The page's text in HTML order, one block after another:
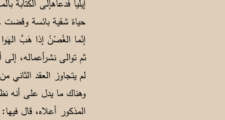
إيليا فدعاهإلى
حياة شقية بائسة وقضت
إنّما الغُصْنُ إذا
لم يتجاوز العقد الثاني
وهناك ما يدل على أنه
المذكور أعلاه، قال فيها: